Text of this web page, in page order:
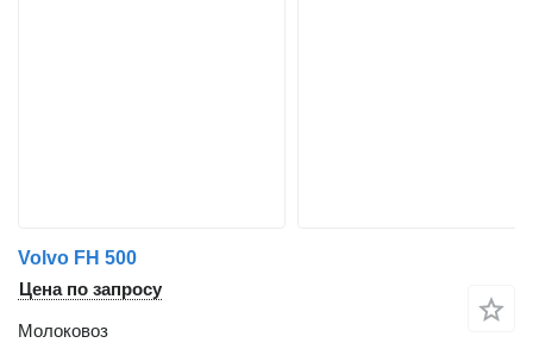
Volvo FH 500
Цена по запросу
Молоковоз